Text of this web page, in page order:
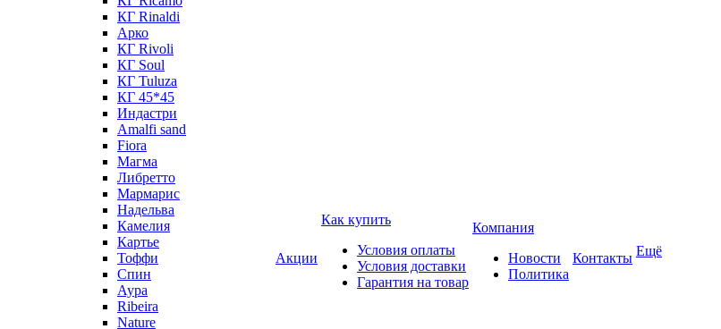
КГ Rinaldi
Арко
КГ Rivoli
КГ Soul
КГ Tuluza
КГ 45*45
Индастри
Amalfi sand
Fiora
Магма
Либретто
Мармарис
Надельва
Камелия
Картье
Тоффи
Спин
Аура
Ribeira
Nature
Акции
Как купить
Условия оплаты
Условия доставки
Гарантия на товар
Компания
Новости
Политика
Контакты Ещё